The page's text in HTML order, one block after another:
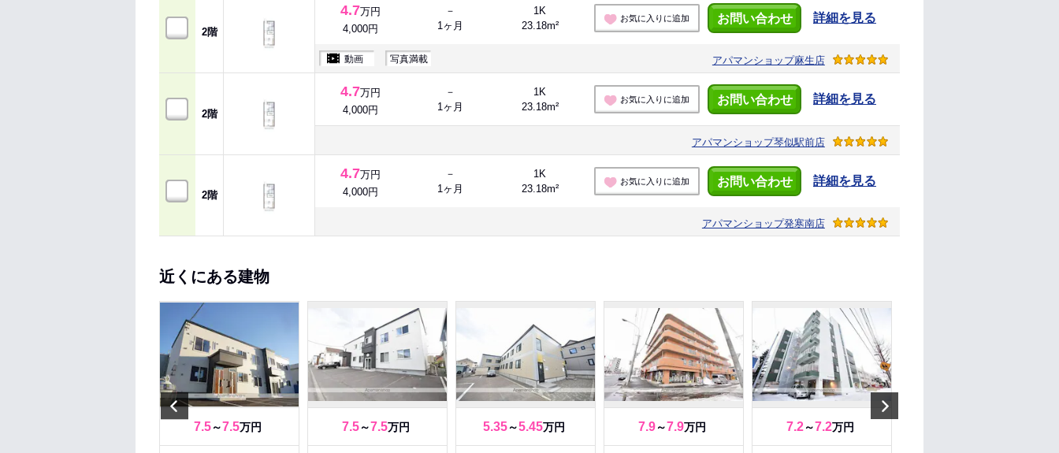
2階
4.7万円
4,000円
－
1ヶ月
1K
23.18m²
お気に入りに追加 お問い合わせ 詳細を見る
動画 写真満載 アパマンショップ麻生店
2階
4.7万円
4,000円
－
1ヶ月
1K
23.18m²
お気に入りに追加 お問い合わせ 詳細を見る
アパマンショップ琴似駅前店
2階
4.7万円
4,000円
－
1ヶ月
1K
23.18m²
お気に入りに追加 お問い合わせ 詳細を見る
アパマンショップ発寒南店
近くにある建物
Previous
7.5～7.5万円 7.5～7.5万円 5.35～5.45万円 7.9～7.9万円 7.2～7.2万円